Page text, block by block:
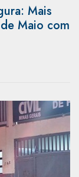
Mais
Maio com